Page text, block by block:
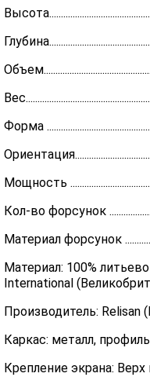
Форма
Мощность
Кол-во форсунок
Материал форсунок
Материал: 100%
International
Производитель: Relisan
Каркас: металл,
Крепление экрана: Верх